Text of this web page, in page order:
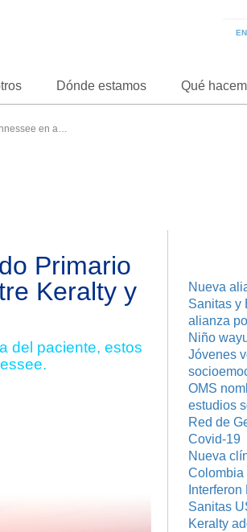
Dónde estamos Qué
el Cuidado Primario
Primario
Keralty y
del paciente, estos
Nueva
Sanitas y
alianza
Niño
Jóvenes
OMS
estudios
Red de
Covid-19
Nueva
Colombia
Interferon
Sanitas
Keralty